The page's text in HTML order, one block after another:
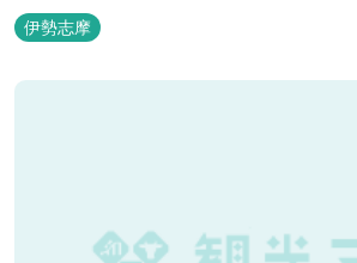
堀筏などみる事ができます。 当館一押しのお
平洋を一望。マグロの養殖筏、夜には漁師さ
岸には田曽浦の町の光が綺麗に見えます。
伊勢志摩